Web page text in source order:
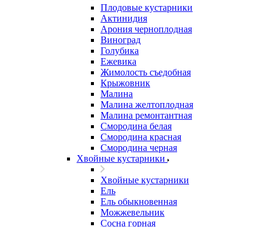
Плодовые кустарники
Актинидия
Арония черноплодная
Виноград
Голубика
Ежевика
Жимолость съедобная
Крыжовник
Малина
Малина желтоплодная
Малина ремонтантная
Смородина белая
Смородина красная
Смородина черная
Хвойные кустарники
Хвойные кустарники
Ель
Ель обыкновенная
Можжевельник
Сосна горная